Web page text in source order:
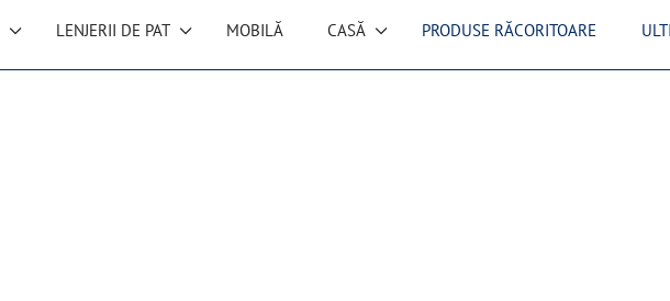
LENJERII DE PAT MOBILĂ CASĂ PRODUSE RĂCORITOARE